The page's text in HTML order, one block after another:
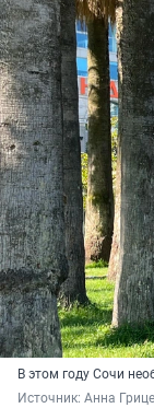
В этом году Сочи
Источник: Анна